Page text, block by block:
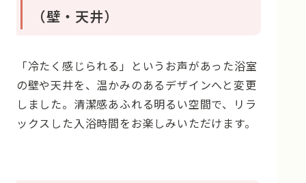
（壁・天井）
「冷たく感じられる」というお声があった浴室
の壁や天井を、温かみのあるデザインへと変更
しました。清潔感あふれる明るい空間で、リラ
ックスした入浴時間をお楽しみいただけます。